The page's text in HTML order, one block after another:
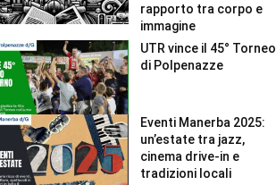
rapporto tra corpo e
immagine
UTR vince il 45° Torneo
di Polpenazze
Eventi Manerba 2025:
un’estate tra jazz,
cinema drive-in e
tradizioni locali